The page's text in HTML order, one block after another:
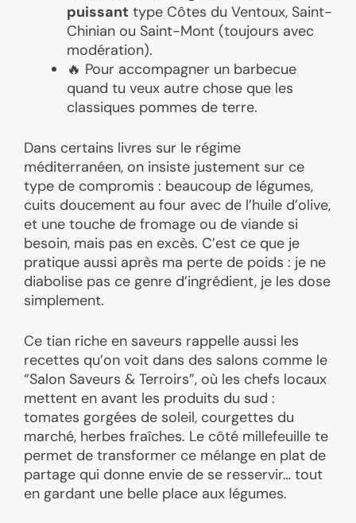
puissant type Côtes du Ventoux, Saint-
Chinian ou Saint-Mont (toujours avec
modération).
🔥 Pour accompagner un barbecue
quand tu veux autre chose que les
classiques pommes de terre.
Dans certains livres sur le régime
méditerranéen, on insiste justement sur ce
type de compromis : beaucoup de légumes,
cuits doucement au four avec de l’huile d’olive,
et une touche de fromage ou de viande si
besoin, mais pas en excès. C’est ce que je
pratique aussi après ma perte de poids : je ne
diabolise pas ce genre d’ingrédient, je les dose
simplement.
Ce tian riche en saveurs rappelle aussi les
recettes qu’on voit dans des salons comme le
“Salon Saveurs & Terroirs”, où les chefs locaux
mettent en avant les produits du sud :
tomates gorgées de soleil, courgettes du
marché, herbes fraîches. Le côté millefeuille te
permet de transformer ce mélange en plat de
partage qui donne envie de se resservir… tout
en gardant une belle place aux légumes.